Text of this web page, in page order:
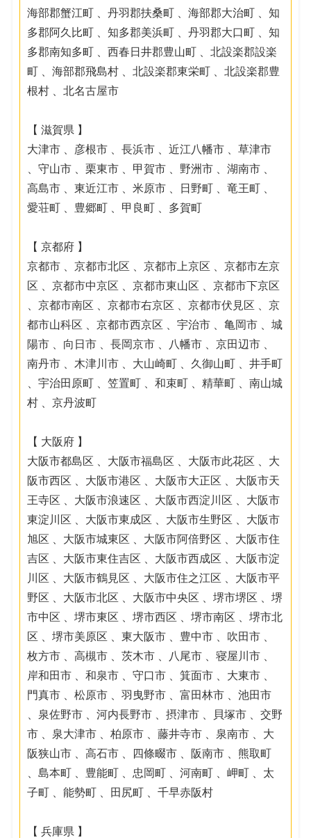
海部郡蟹江町 、丹羽郡扶桑町 、海部郡大治町 、知
多郡阿久比町 、知多郡美浜町 、丹羽郡大口町 、知
多郡南知多町 、西春日井郡豊山町 、北設楽郡設楽
町 、海部郡飛島村 、北設楽郡東栄町 、北設楽郡豊
根村 、北名古屋市
【 滋賀県 】
大津市 、彦根市 、長浜市 、近江八幡市 、草津市
、守山市 、栗東市 、甲賀市 、野洲市 、湖南市 、
高島市 、東近江市 、米原市 、日野町 、竜王町 、
愛荘町 、豊郷町 、甲良町 、多賀町
【 京都府 】
京都市 、京都市北区 、京都市上京区 、京都市左京
区 、京都市中京区 、京都市東山区 、京都市下京区
、京都市南区 、京都市右京区 、京都市伏見区 、京
都市山科区 、京都市西京区 、宇治市 、亀岡市 、城
陽市 、向日市 、長岡京市 、八幡市 、京田辺市 、
南丹市 、木津川市 、大山崎町 、久御山町 、井手町
、宇治田原町 、笠置町 、和束町 、精華町 、南山城
村 、京丹波町
【 大阪府 】
大阪市都島区 、大阪市福島区 、大阪市此花区 、大
阪市西区 、大阪市港区 、大阪市大正区 、大阪市天
王寺区 、大阪市浪速区 、大阪市西淀川区 、大阪市
東淀川区 、大阪市東成区 、大阪市生野区 、大阪市
旭区 、大阪市城東区 、大阪市阿倍野区 、大阪市住
吉区 、大阪市東住吉区 、大阪市西成区 、大阪市淀
川区 、大阪市鶴見区 、大阪市住之江区 、大阪市平
野区 、大阪市北区 、大阪市中央区 、堺市堺区 、堺
市中区 、堺市東区 、堺市西区 、堺市南区 、堺市北
区 、堺市美原区 、東大阪市 、豊中市 、吹田市 、
枚方市 、高槻市 、茨木市 、八尾市 、寝屋川市 、
岸和田市 、和泉市 、守口市 、箕面市 、大東市 、
門真市 、松原市 、羽曳野市 、富田林市 、池田市
、泉佐野市 、河内長野市 、摂津市 、貝塚市 、交野
市 、泉大津市 、柏原市 、藤井寺市 、泉南市 、大
阪狭山市 、高石市 、四條畷市 、阪南市 、熊取町
、島本町 、豊能町 、忠岡町 、河南町 、岬町 、太
子町 、能勢町 、田尻町 、千早赤阪村
【 兵庫県 】